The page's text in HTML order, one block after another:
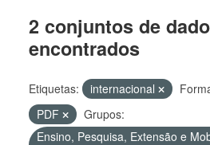
2 conjuntos de
encontrados
Etiquetas: internacional
PDF
Grupos:
Ensino, Pesquisa, Extensão e